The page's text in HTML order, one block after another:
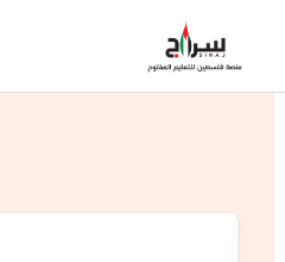
المحتوى